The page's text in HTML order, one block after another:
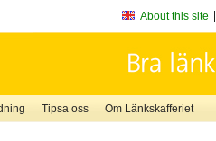
About this site
Tipsa oss Om Länkskafferiet